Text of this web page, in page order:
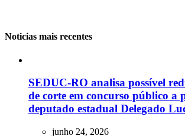
Noticias mais recentes
SEDUC-RO analisa possível
de corte em concurso público a
deputado estadual Delegado
junho 24, 2026